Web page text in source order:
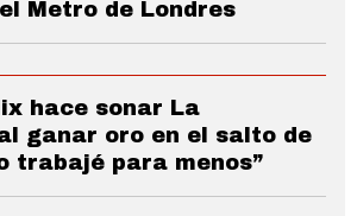
Metro de Londres
hace sonar La
ganar oro en el salto de
trabajé para menos”